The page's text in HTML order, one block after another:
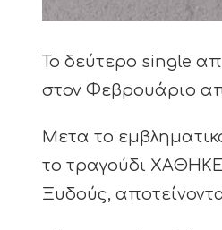
Το δεύτερο single
στον Φεβρουάριο
Μετα το
το τραγούδι
Ξυδούς,